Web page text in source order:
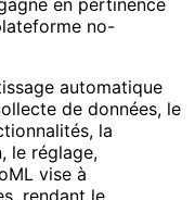
no-
automatique
de données, le
la
le réglage,
vise à
rendant le